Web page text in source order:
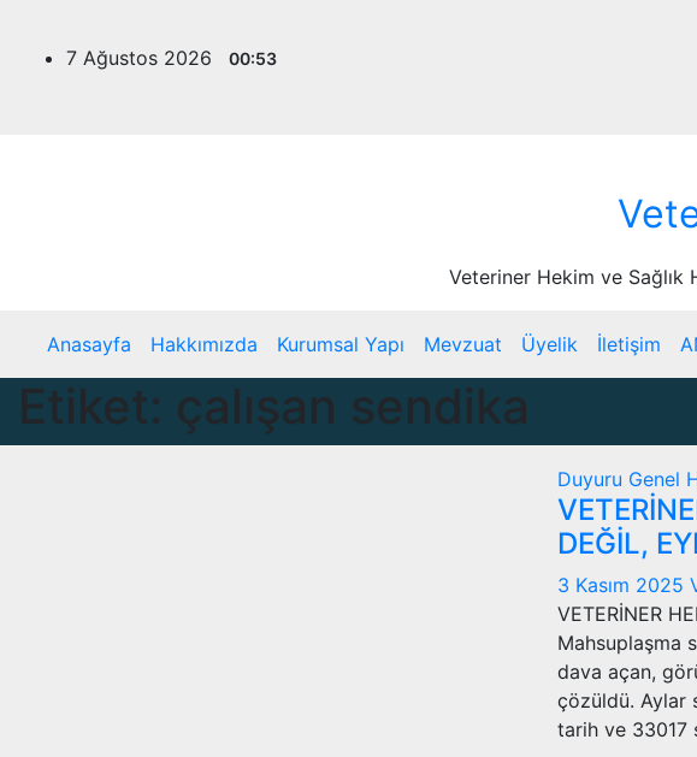
content
7 Ağustos 2026 00:53
Veteriner Hekim ve Sağlık
Anasayfa Hakkımızda Kurumsal Yapı Mevzuat Üyelik İletişim
Etiket: çalışan sendika
Duyuru Genel
DEĞİL,
3 Kasım 2025
VETERİNER
Mahsuplaşma
dava açan,
çözüldü. Aylar
tarih ve 33017